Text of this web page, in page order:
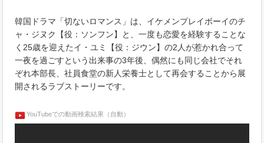
韓国ドラマ「切ないロマンス」は、イケメンプレイボーイのチ
ャ・ジヌク【役：ソンフン】と、一度も恋愛を経験することな
く25歳を迎えたイ・ユミ【役：ジウン】の2人が惹かれ合って
一夜を過ごすという出来事の3年後、偶然にも同じ会社でそれ
ぞれ本部長、社員食堂の新人栄養士として再会することから展
開されるラブストーリーです。
YouTubeでの動画検索結果（自動）